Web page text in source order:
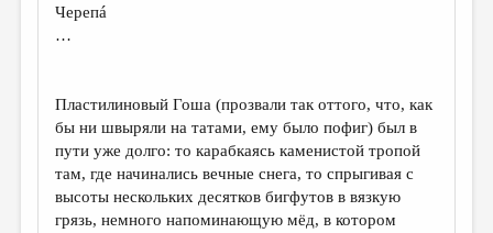
Черепá
…
Пластилиновый Гоша (прозвали так оттого, что, как
бы ни швыряли на татами, ему было пофиг) был в
пути уже долго: то карабкаясь каменистой тропой
там, где начинались вечные снега, то спрыгивая с
высоты нескольких десятков бигфутов в вязкую
грязь, немного напоминающую мёд, в котором